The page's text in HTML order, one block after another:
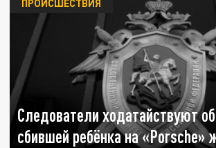
Следователи ходатайствуют
сбившей ребёнка на «Porsche»
ПРОИСШЕСТВИЯ